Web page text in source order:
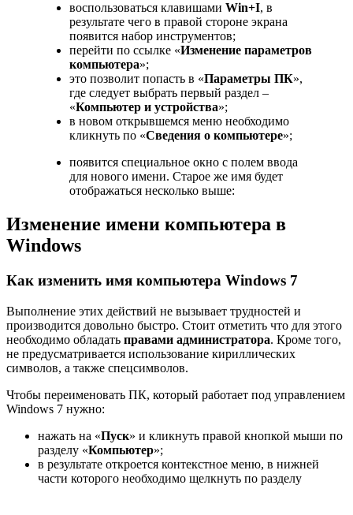
воспользоваться клавишами Win+I, в
результате чего в правой стороне экрана
появится набор инструментов;
перейти по ссылке «Изменение параметров
компьютера»;
это позволит попасть в «Параметры ПК»,
где следует выбрать первый раздел –
«Компьютер и устройства»;
в новом открывшемся меню необходимо
кликнуть по «Сведения о компьютере»;
появится специальное окно с полем ввода
для нового имени. Старое же имя будет
отображаться несколько выше:
Изменение имени компьютера в
Windows
Как изменить имя компьютера Windows 7
Выполнение этих действий не вызывает трудностей и
производится довольно быстро. Стоит отметить что для этого
необходимо обладать правами администратора. Кроме того,
не предусматривается использование кириллических
символов, а также спецсимволов.
Чтобы переименовать ПК, который работает под управлением
Windows 7 нужно:
нажать на «Пуск» и кликнуть правой кнопкой мыши по
разделу «Компьютер»;
в результате откроется контекстное меню, в нижней
части которого необходимо щелкнуть по разделу